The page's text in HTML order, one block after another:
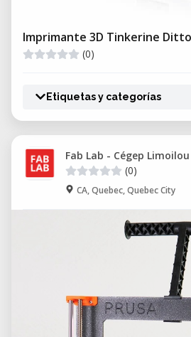
Imprimante 3D Tinkerine
(0)
Etiquetas y categorías
Fab Lab - Cégep Limoilou
(0)
CA, Quebec, Quebec City